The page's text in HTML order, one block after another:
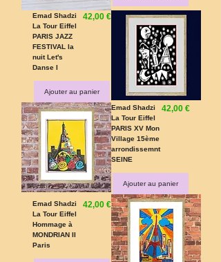
Emad Shadzi
La Tour Eiffel
PARIS JAZZ
FESTIVAL la
nuit Let's
Danse I
Prix
42,00 €
Ajouter au panier
Emad Shadzi
La Tour Eiffel
PARIS XV Mon
Village 15ème
arrondissemnt
SEINE
Prix
42,00 €
Ajouter au panier
Emad Shadzi
La Tour Eiffel
Hommage à
MONDRIAN II
Paris
Prix
42,00 €